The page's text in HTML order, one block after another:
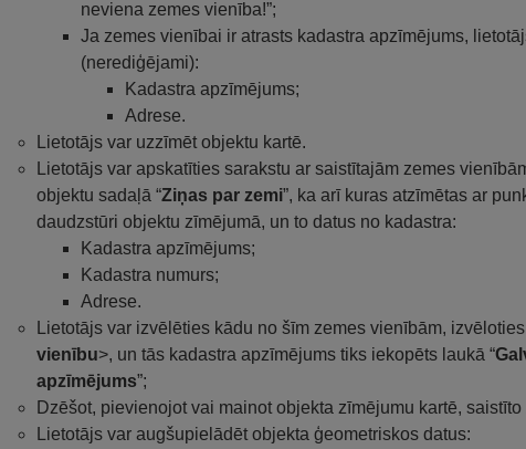
neviena zemes vienība!”;
Ja zemes vienībai ir atrasts kadastra apzīmējums,
(nerediģējami):
Kadastra apzīmējums;
Adrese.
Lietotājs var uzzīmēt objektu kartē.
Lietotājs var apskatīties sarakstu ar saistītajām zemes
objektu sadaļā “Ziņas par zemi”, ka arī kuras atzīmētas ar
daudzstūri objektu zīmējumā, un to datus no kadastra:
Kadastra apzīmējums;
Kadastra numurs;
Adrese.
Lietotājs var izvēlēties kādu no šīm zemes vienībām,
vienību>, un tās kadastra apzīmējums tiks iekopēts laukā “
apzīmējums”;
Dzēšot, pievienojot vai mainot objekta zīmējumu kartē,
Lietotājs var augšupielādēt objekta ģeometriskos datus: